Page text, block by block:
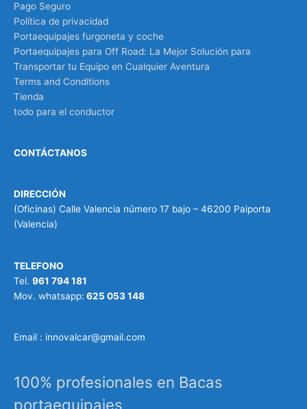
Pago Seguro
Política de privacidad
Portaequipajes furgoneta y coche
Portaequipajes para Off Road: La Mejor Solución para
Transportar tu Equipo en Cualquier Aventura
Terms and Conditions
Tienda
todo para el conductor
CONTÁCTANOS
DIRECCIÓN
(Oficinas) Calle Valencia número 17 bajo – 46200 Paiporta
(Valencia)
TELEFONO
Tel. 961 794 181
Mov. whatsapp: 625 053 148
Email : innovalcar@gmail.com
100% profesionales en Bacas
portaequipajes